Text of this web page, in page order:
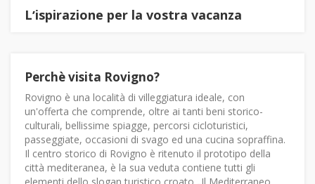
Lʼispirazione per la vostra vacanza
Perchè visita Rovigno?
Rovigno è una località di villeggiatura ideale, con
un'offerta che comprende, oltre ai tanti beni storico-
culturali, bellissime spiagge, percorsi cicloturistici,
passeggiate, occasioni di svago ed una cucina sopraffina.
Il centro storico di Rovigno è ritenuto il prototipo della
città mediteranea, è la sua veduta contiene tutti gli